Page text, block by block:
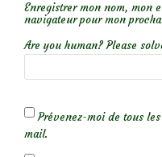
Enregistrer mon nom, mon
navigateur pour mon
Are you human? Please
Prévenez-moi de tous
mail.